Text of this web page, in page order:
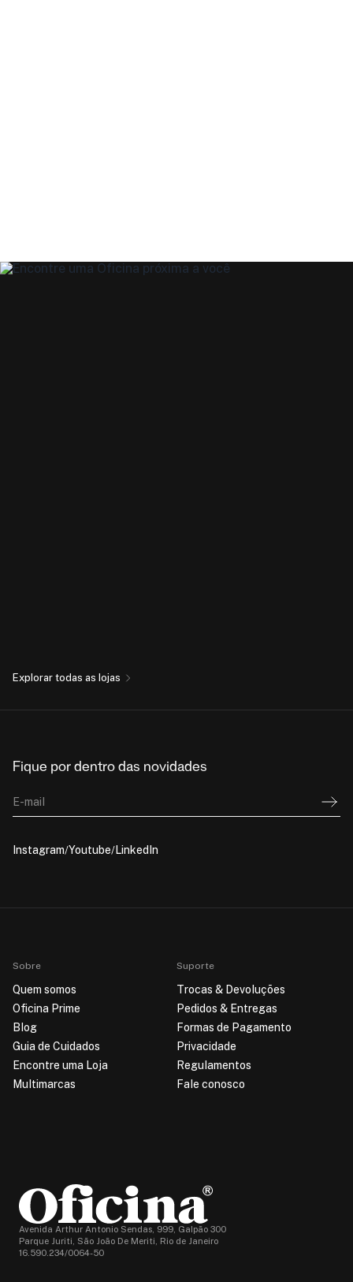
Explorar todas as lojas
Fique por dentro das novidades
E-mail
Instagram Youtube LinkedIn
Sobre
Quem somos
Oficina Prime
Blog
Guia de Cuidados
Encontre uma Loja
Multimarcas
Suporte
Trocas & Devoluções
Pedidos & Entregas
Formas de Pagamento
Privacidade
Regulamentos
Fale conosco
Avenida Arthur Antonio Sendas, 999, Galpão 300
Parque Juriti, São João De Meriti, Rio de Janeiro
16.590.234/0064-50